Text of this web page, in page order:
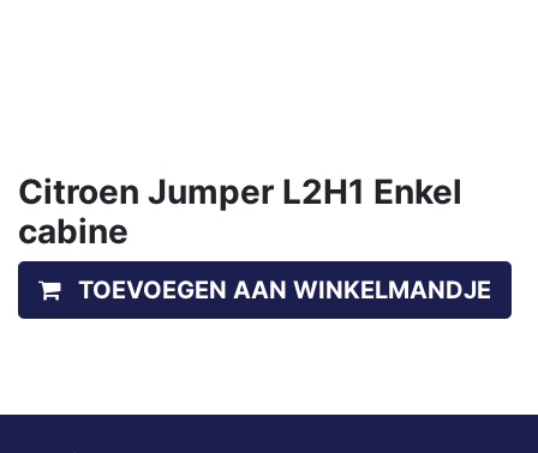
Citroen Jumper L2H1 Enkel
cabine
TOEVOEGEN AAN WINKELMANDJE